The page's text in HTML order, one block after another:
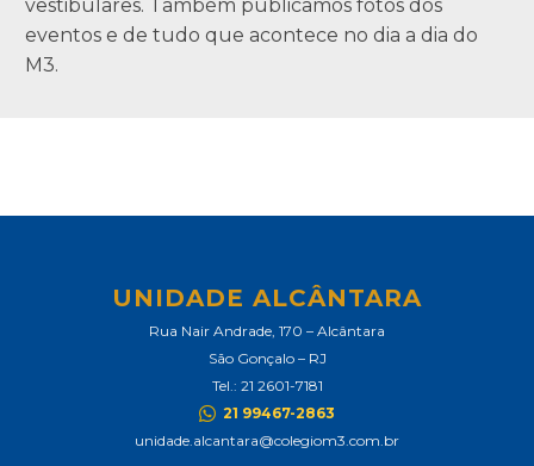
vestibulares. Também publicamos fotos dos
eventos e de tudo que acontece no dia a dia do
M3.
UNIDADE ALCÂNTARA
Rua Nair Andrade, 170 – Alcântara
São Gonçalo – RJ
Tel.: 21 2601-7181
21 99467-2863
unidade.alcantara@colegiom3.com.br